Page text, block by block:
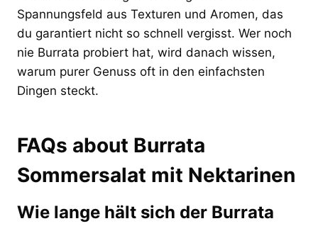
Spannungsfeld aus Texturen und Aromen, das
du garantiert nicht so schnell vergisst. Wer noch
nie Burrata probiert hat, wird danach wissen,
warum purer Genuss oft in den einfachsten
Dingen steckt.
FAQs about Burrata
Sommersalat mit Nektarinen
Wie lange hält sich der Burrata